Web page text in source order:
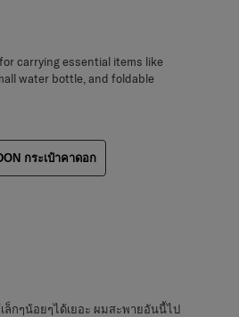
carrying essential items like
water bottle, and foldable
กระเป๋าคาดอก
ล็กๆน้อยๆได้เยอะ ผมสะพายอันนี้ไป